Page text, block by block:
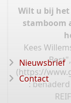
Wilt u bij het
stamboom
Kees
(https://
:
Nieuwsbrief
Contact